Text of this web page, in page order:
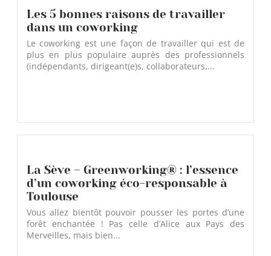
Les 5 bonnes raisons de travailler
dans un coworking
Le coworking est une façon de travailler qui est de
plus en plus populaire auprès des professionnels
(indépendants, dirigeant(e)s, collaborateurs,...
La Sève – Greenworking® : l’essence
d’un coworking éco-responsable à
Toulouse
Vous allez bientôt pouvoir pousser les portes d’une
forêt enchantée ! Pas celle d’Alice aux Pays des
Merveilles, mais bien...